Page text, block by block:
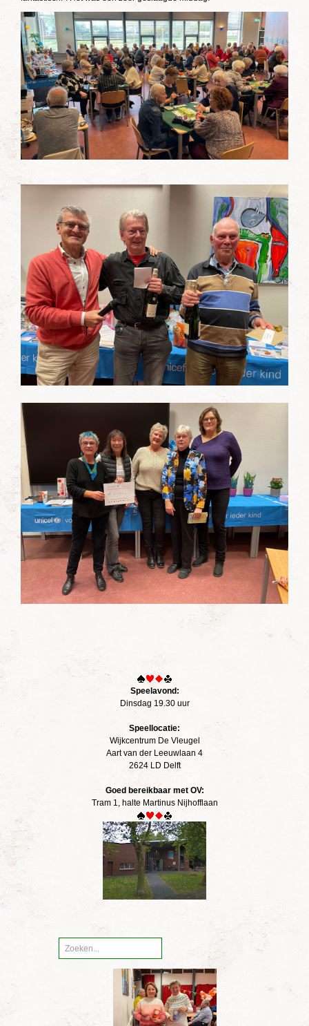
Speelavond:
Dinsdag 19.30 uur
Speellocatie:
Wijkcentrum De Vleugel
Aart van der Leeuwlaan 4
2624 LD Delft
Goed bereikbaar met OV:
Tram 1, halte Martinus Nijhofflaan